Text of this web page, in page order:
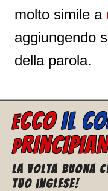
molto simile a
aggiungendo
della parola.
ECCOIL
P
La volta buona
tuo inglese!